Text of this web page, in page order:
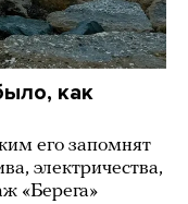
как
его запомнят
электричества,
«Берега»